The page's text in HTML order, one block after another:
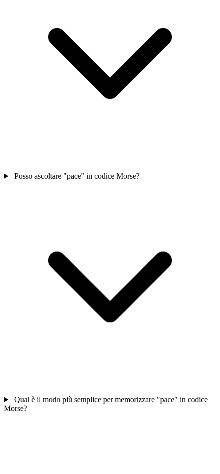
Posso ascoltare "pace" in codice Morse?
Qual è il modo più semplice per memorizzare "pace" in codice
Morse?